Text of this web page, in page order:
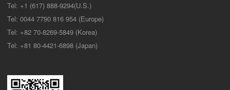
Tel: +1 (617) 888-9294(U.S.)
Tel: 0044 7790 816 954 (Europe)
Tel: +82 70-8269-5849 (Korea)
Tel: +81 80-4421-6898 (Japan)